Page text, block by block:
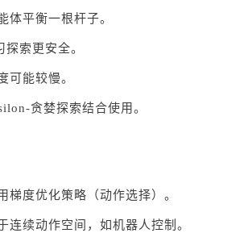
体平衡一根杆子。
索更安全。
可能较慢。
贪婪探索结合使用。
梯度优化策略（动作选择）。
连续动作空间，如机器人控制。